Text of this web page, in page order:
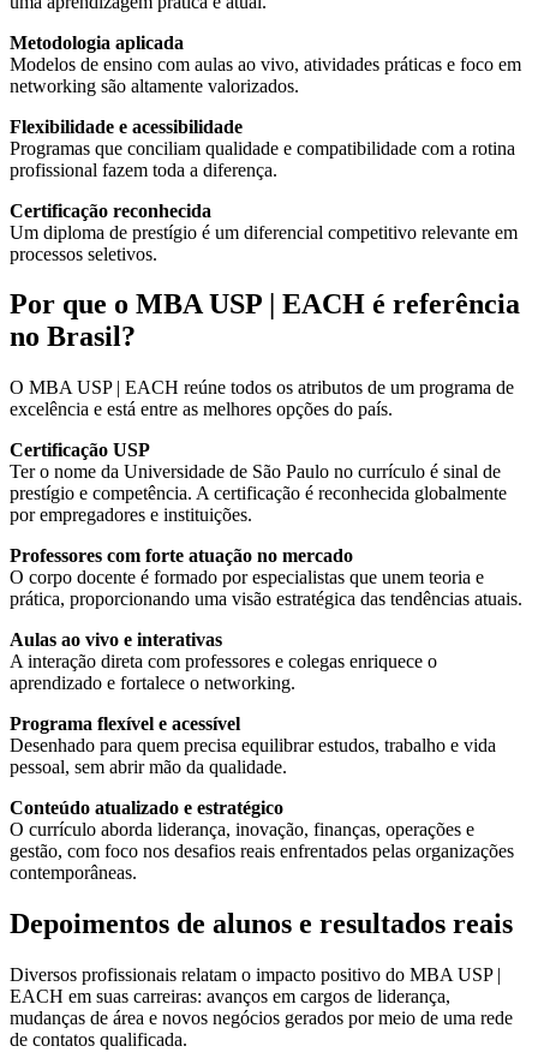
Metodologia aplicada
Modelos de ensino com aulas ao vivo, atividades práticas e foco em
networking são altamente valorizados.
Flexibilidade e acessibilidade
Programas que conciliam qualidade e compatibilidade com a rotina
profissional fazem toda a diferença.
Certificação reconhecida
Um diploma de prestígio é um diferencial competitivo relevante em
processos seletivos.
Por que o MBA USP | EACH é referência
no Brasil?
O MBA USP | EACH reúne todos os atributos de um programa de
excelência e está entre as melhores opções do país.
Certificação USP
Ter o nome da Universidade de São Paulo no currículo é sinal de
prestígio e competência. A certificação é reconhecida globalmente
por empregadores e instituições.
Professores com forte atuação no mercado
O corpo docente é formado por especialistas que unem teoria e
prática, proporcionando uma visão estratégica das tendências atuais.
Aulas ao vivo e interativas
A interação direta com professores e colegas enriquece o
aprendizado e fortalece o networking.
Programa flexível e acessível
Desenhado para quem precisa equilibrar estudos, trabalho e vida
pessoal, sem abrir mão da qualidade.
Conteúdo atualizado e estratégico
O currículo aborda liderança, inovação, finanças, operações e
gestão, com foco nos desafios reais enfrentados pelas organizações
contemporâneas.
Depoimentos de alunos e resultados reais
Diversos profissionais relatam o impacto positivo do MBA USP |
EACH em suas carreiras: avanços em cargos de liderança,
mudanças de área e novos negócios gerados por meio de uma rede
de contatos qualificada.